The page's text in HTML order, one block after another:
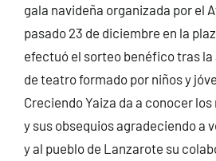
gala navideña organizada por el
pasado 23 de diciembre en la
efectuó el sorteo benéfico tras
de teatro formado por niños y
Creciendo Yaiza da a conocer
y sus obsequios agradeciendo a
y al pueblo de Lanzarote su